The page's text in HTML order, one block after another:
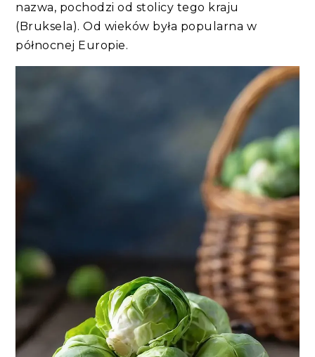
nazwa, pochodzi od stolicy tego kraju
(Bruksela). Od wieków była popularna w
północnej Europie.